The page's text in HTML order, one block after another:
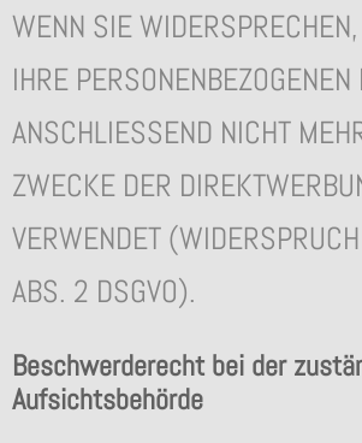
WENN SIE
IHRE PERSONENBEZOGENEN
ANSCHLIESSEND NICHT
ZWECKE DER
VERWENDET
ABS. 2 DSGVO).
Beschwerderecht bei der
Aufsichtsbehörde